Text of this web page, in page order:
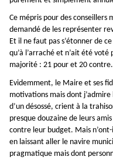
Ce mépris pour des conseillers
demandé de les représenter
Et il ne faut pas s’étonner de
qu’à l’arraché et n’ait été voté
majorité : 21 pour et 20 contre.
Evidemment, le Maire et ses
motivations mais dont j’admire
d’un désossé, crient à la
presque douzaine de leurs
contre leur budget. Mais
en laissant aller le navire
pragmatique mais dont